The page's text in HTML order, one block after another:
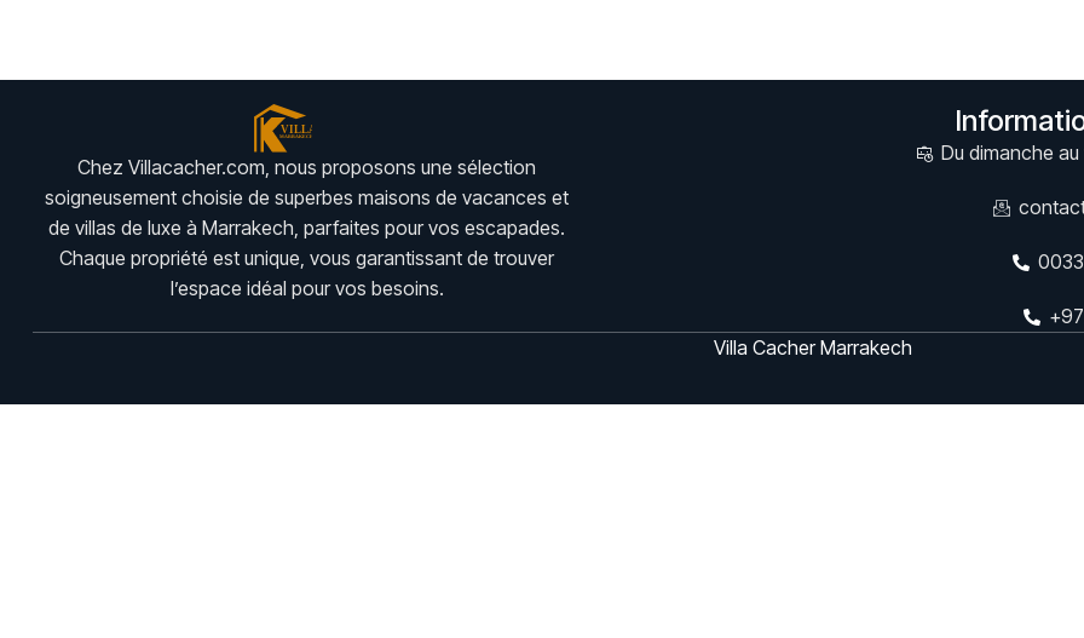
Chez Villacacher.com, nous proposons une sélection
soigneusement choisie de superbes maisons de vacances et
de villas de luxe à Marrakech, parfaites pour vos escapades.
Chaque propriété est unique, vous garantissant de trouver
l’espace idéal pour vos besoins.
Du dimanche
Villa Cacher Marrakech